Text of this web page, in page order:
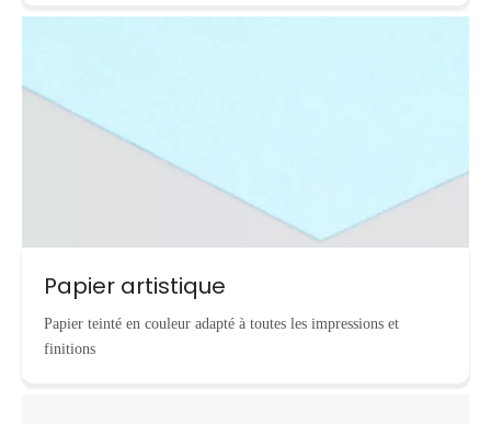
Papier artistique
Papier teinté en couleur adapté à toutes les impressions et
finitions